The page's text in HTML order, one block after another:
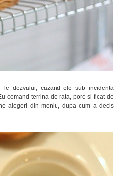
dezvalui, cazand ele sub incidenta
comand terrina de rata, porc si ficat de
alegeri din meniu, dupa cum a decis